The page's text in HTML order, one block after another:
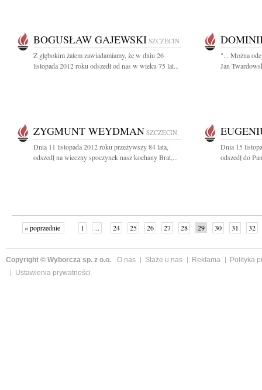
BOGUSŁAW GAJEWSKI SZCZECIN
Z głębokim żalem zawiadamiamy, że w dniu 26
listopada 2012 roku odszedł od nas w wieku 75 lat...
"... Można
Jan
ZYGMUNT WEYDMAN SZCZECIN
Dnia 11 listopada 2012 roku przeżywszy 84 lata,
odszedł na wieczny spoczynek nasz kochany Brat,...
Dnia 15
odszedł do
« poprzednie 1 ... 24 25 26 27 28 29 30 31
32
Copyright © Wyborcza sp. z o.o. O nas Staże u nas Reklama
Polityka
Ustawienia prywatności